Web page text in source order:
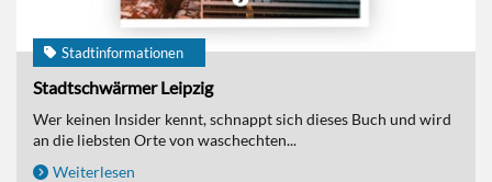
Stadtinformationen
Stadtschwärmer Leipzig
Wer keinen Insider kennt, schnappt sich dieses Buch und wird
an die liebsten Orte von waschechten...
Weiterlesen